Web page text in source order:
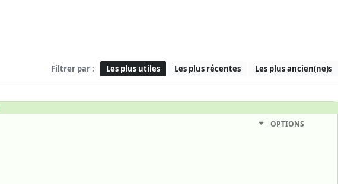
Filtrer par : Les plus utiles Les plus récentes Les plus ancien(ne)s
OPTIONS